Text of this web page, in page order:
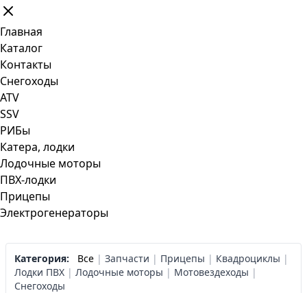
Главная
Каталог
Контакты
Снегоходы
ATV
SSV
РИБы
Катера, лодки
Лодочные моторы
ПВХ-лодки
Прицепы
Электрогенераторы
Категория: Все | Запчасти | Прицепы | Квадроциклы |
Лодки ПВХ | Лодочные моторы | Мотовездеходы |
Снегоходы